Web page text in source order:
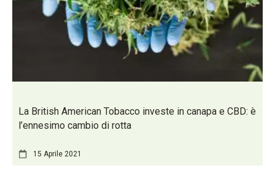
La British American Tobacco investe in canapa e CBD: è
l’ennesimo cambio di rotta
15 Aprile 2021